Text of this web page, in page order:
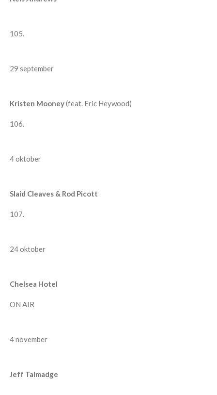
105.
29 september
Kristen Mooney(feat. Eric Heywood)
106.
4 oktober
Slaid Cleaves & Rod Picott
107.
24 oktober
Chelsea Hotel
ON AIR
4 november
Jeff Talmadge